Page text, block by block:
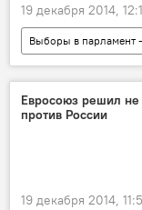
19 декабря 2014,
Выборы в парламент
Все новости
Новости Худжанда и
Евросоюз решил не
против России
19 декабря 2014,